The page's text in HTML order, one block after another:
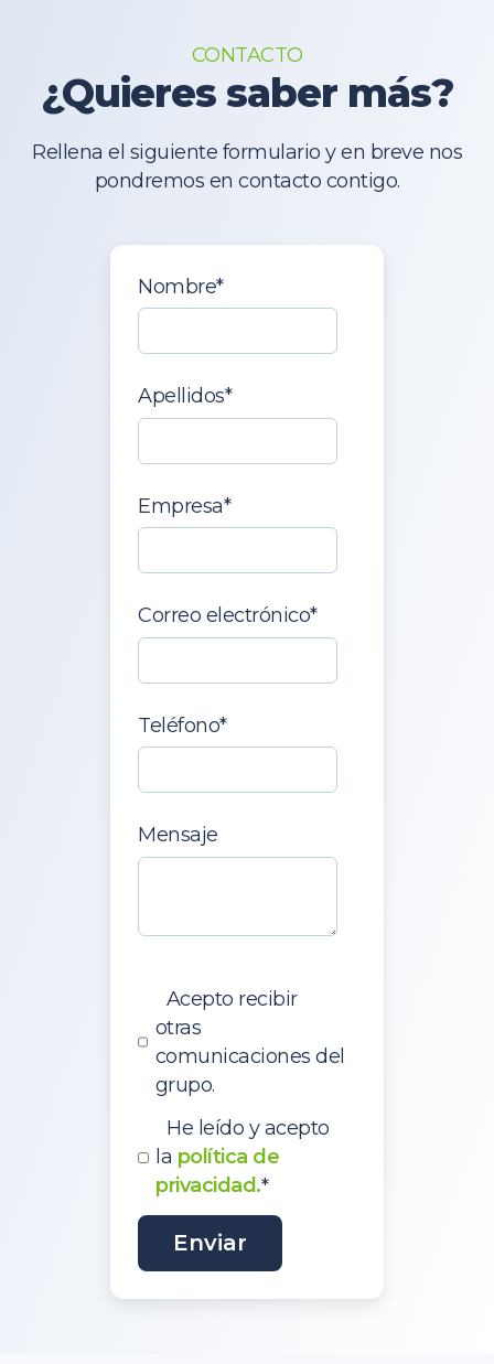
CONTACTO
¿Quieres saber más?
Rellena el siguiente formulario y en breve nos
pondremos en contacto contigo.
Nombre*
Apellidos*
Empresa*
Correo electrónico*
Teléfono*
Mensaje
Acepto recibir
otras
comunicaciones del
grupo.
He leído y acepto
la política de
privacidad.*